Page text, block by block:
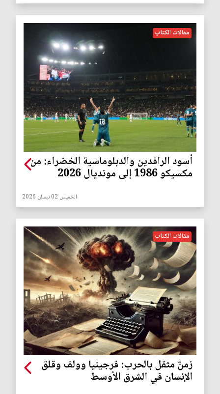
مقالات الكتاب
أسود الرافدين والدبلوماسية الخضراء: من
مكسيكو 1986 إلى مونديال 2026
الخميس 02 نيسان 2026
مقالات الكتاب
زمنٌ مثقل بالحرب: فرجينيا وولف وقلق
الإنسان في الشرق الأوسط